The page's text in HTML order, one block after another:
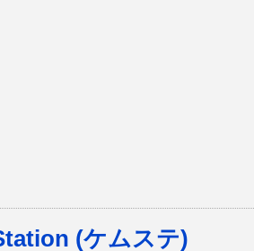
(ケムステ)